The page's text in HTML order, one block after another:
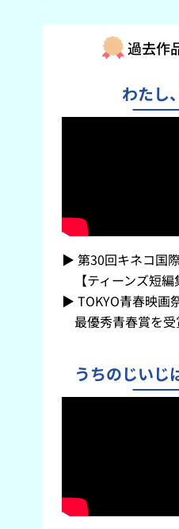
過去作
わたし
▶ ︎第30回キネコ国
【ティーンズ短編
▶ TOKYO青春映画
最優秀青春賞を受
うちのじいじ